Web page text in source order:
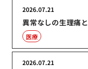
異常なしの生理痛
2026.07.21
医療
2026.07.21